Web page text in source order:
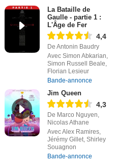
La Bataille de
Gaulle - partie 1 :
L'Âge de Fer
4,4
De Antonin Baudry
Avec Simon Abkarian,
Simon Russell Beale,
Florian Lesieur
Bande-annonce
Jim Queen
4,3
De Marco Nguyen,
Nicolas Athane
Avec Alex Ramires,
Jérémy Gillet, Shirley
Souagnon
Bande-annonce